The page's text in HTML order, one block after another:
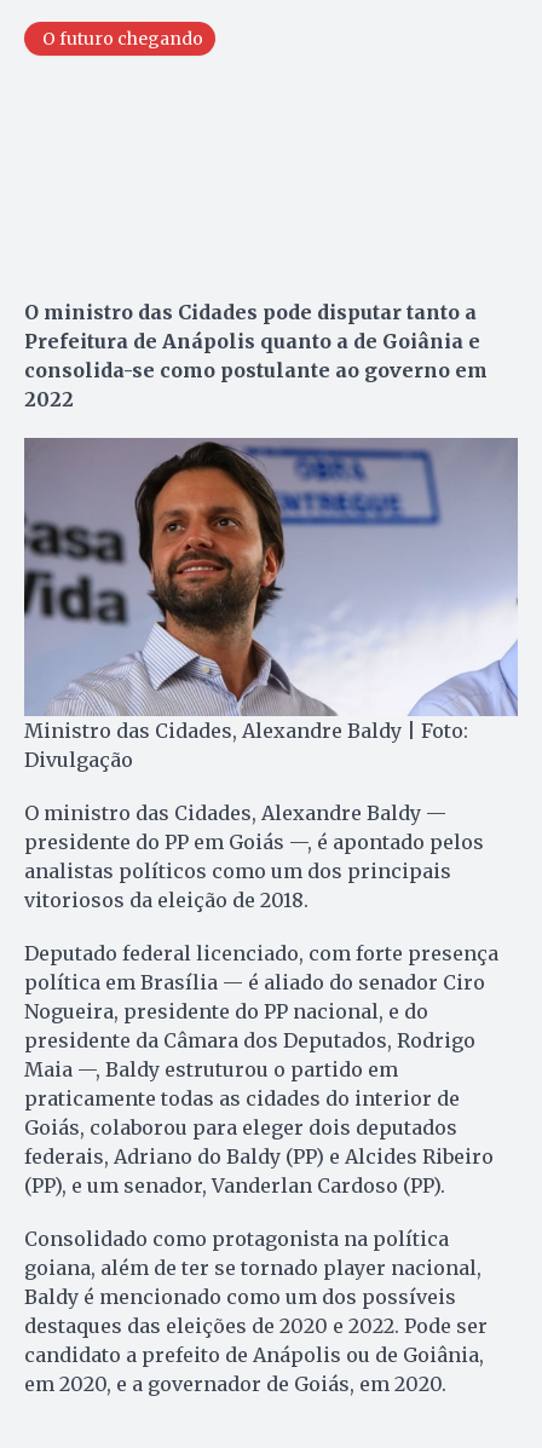
O futuro chegando
O ministro das Cidades pode disputar tanto a
Prefeitura de Anápolis quanto a de Goiânia e
consolida-se como postulante ao governo em
2022
Ministro das Cidades, Alexandre Baldy | Foto:
Divulgação
O ministro das Cidades, Alexandre Baldy —
presidente do PP em Goiás —, é apontado pelos
analistas políticos como um dos principais
vitoriosos da eleição de 2018.
Deputado federal licenciado, com forte presença
política em Brasília — é aliado do senador Ciro
Nogueira, presidente do PP nacional, e do
presidente da Câmara dos Deputados, Rodrigo
Maia —, Baldy estruturou o partido em
praticamente todas as cidades do interior de
Goiás, colaborou para eleger dois deputados
federais, Adriano do Baldy (PP) e Alcides Ribeiro
(PP), e um senador, Vanderlan Cardoso (PP).
Consolidado como protagonista na política
goiana, além de ter se tornado player nacional,
Baldy é mencionado como um dos possíveis
destaques das eleições de 2020 e 2022. Pode ser
candidato a prefeito de Anápolis ou de Goiânia,
em 2020, e a governador de Goiás, em 2020.